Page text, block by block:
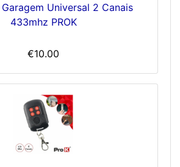
Universal 2 Canais
433mhz PROK
€10.00